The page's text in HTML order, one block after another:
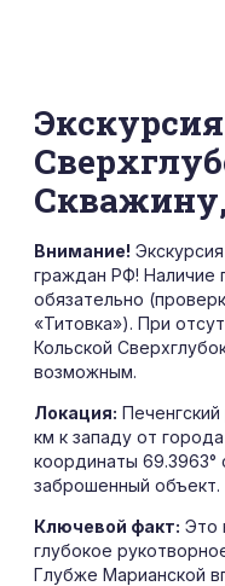
Скважину,
Внимание!
граждан РФ! Наличие
обязательно
«Титовка»). При
Кольской
возможным.
Локация:
км к западу от
координаты 69.3963°
заброшенный объект.
Ключевой факт: Это
глубокое
Глубже Марианской